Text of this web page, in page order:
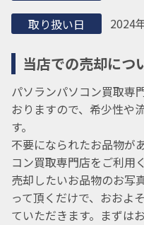
取り扱い日
2024
当店での売却につ
パソランパソコン買取専
おりますので、希少性や
す。
不要になられたお品物が
コン買取専門店をご利用
売却したいお品物のお写
って頂くだけで、おおよ
ていただきます。まずは